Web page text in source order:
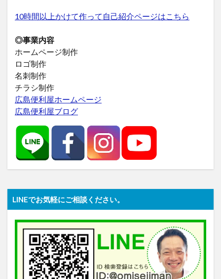
10時間以上かけて作って自己紹介ページはこちら
◎事業内容
ホームページ制作
ロゴ制作
名刺制作
チラシ制作
広島便利屋ホームページ
広島便利屋ブログ
LINEでお気軽にご相談ください。